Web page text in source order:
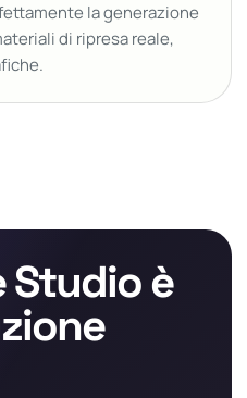
la generazione
di ripresa reale,
Studio è